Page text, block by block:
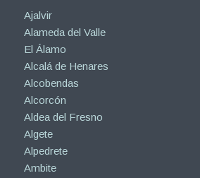
Ajalvir
Alameda del Valle
El Álamo
Alcalá de Henares
Alcobendas
Alcorcón
Aldea del Fresno
Algete
Alpedrete
Ambite